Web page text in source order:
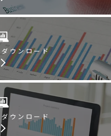
ダウンロード
ダウンロード